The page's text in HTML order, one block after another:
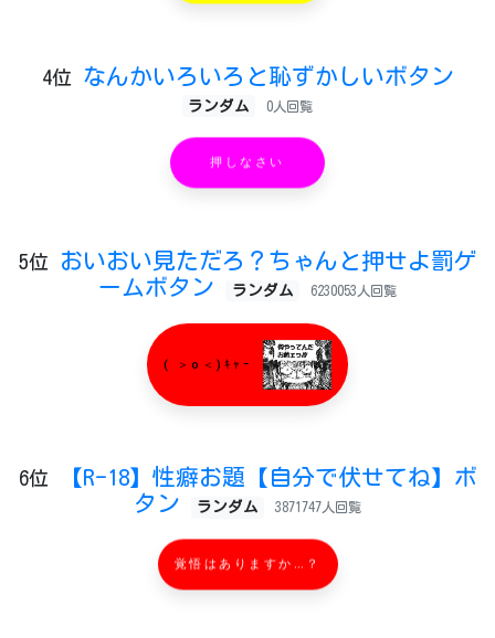
4位 なんかいろいろと恥ずかしいボタン
ランダム 0人回覧
押しなさい
5位
おいおい見ただろ？ちゃんと押せよ罰ゲ
ームボタン
ランダム 6230053人回覧
( ＞o＜)ｷｬｰ
6位
【R-18】性癖お題【自分で伏せてね】ボ
タン
ランダム 3871747人回覧
覚悟はありますか…？